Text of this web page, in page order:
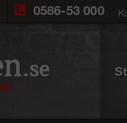
0586-53 000